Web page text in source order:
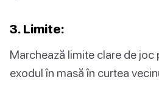
3. Limite:
Marchează limite clare de joc
exodul în masă în curtea